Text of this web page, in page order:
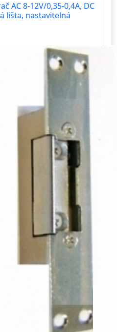
AC 8-12V/0,35-0,4A, DC
lišta, nastavitelná